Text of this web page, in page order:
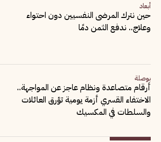
أبعاد
حين نترك المرضى النفسيين دون احتواء
وعلاج.. ندفع الثمن دمًا
بوصلة
أرقام متصاعدة ونظام عاجز عن المواجهة..
الاختفاء القسري أزمة يومية تؤرق العائلات
والسلطات في المكسيك